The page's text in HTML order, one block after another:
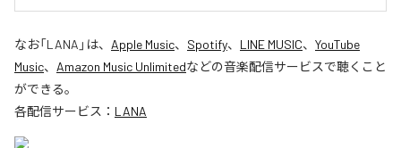
なお「LANA 」は、 Apple Music、 Spotify、 LINE MUSIC、 YouTube
Music、 Amazon Music Unlimitedなどの音楽配信サービスで聴くこと
ができる。
各配信サービス： LANA